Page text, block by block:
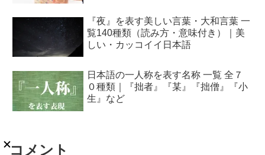
『夜』を表す美しい言葉・大和言葉 一
覧140種類（読み方・意味付き）｜美
しい・カッコイイ日本語
日本語の一人称を表す名称 一覧 全７
０種類｜『拙者』『某』『拙僧』『小
生』など
コメント